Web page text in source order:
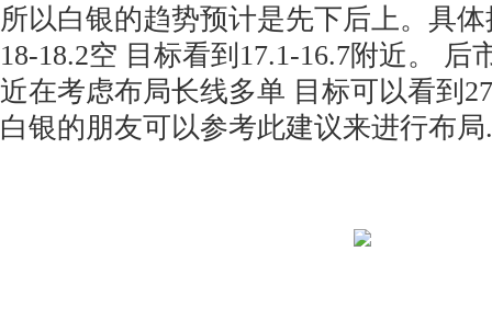
所以白银的趋势预计是先下后上。具
18-18.2空 目标看到17.1-16.7附近。 后
近在考虑布局长线多单 目标可以看到
白银的朋友可以参考此建议来进行布局.